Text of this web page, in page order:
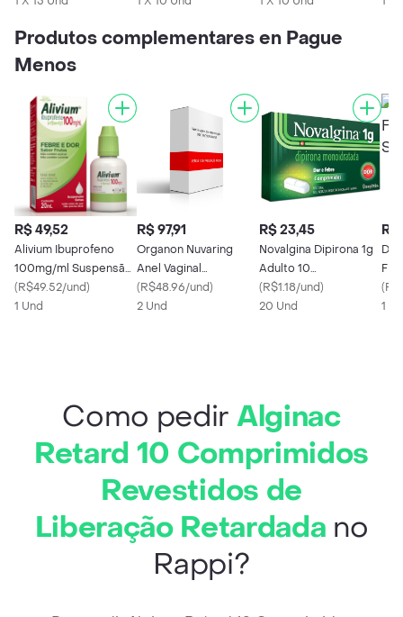
Produtos complementares en Pague
Menos
R$ 49,52
Alivium Ibuprofeno
100mg/ml Suspensão
de Uso Oral Frasco
Gotejador 20ml
(R$49.52/und)
1 Und
R$ 97,91
Organon Nuvaring
Anel Vaginal
11.7mg/2.7mg com 1
Aplicador
(R$48.96/und)
2 Und
R$ 23,45
Novalgina Dipirona 1g
Adulto 10
Comprimidos
(R$1.18/und)
20 Und
R$
(
1 X
Como pedir Alginac
Retard 10 Comprimidos
Revestidos de
Liberação Retardada no
Rappi?